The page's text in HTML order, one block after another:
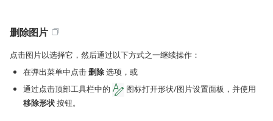
删除图片
点击图片以选择它，然后通过以下方式之一继续操作：
在弹出菜单中点击删除选项，或
通过点击顶部工具栏中的
图标打开形状/图片设置面板，并使用
移除形状按钮。